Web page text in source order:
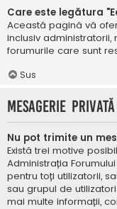
Care este legătura
Această pagină vă
inclusiv
forumurile care sunt
Sus
Mesagerie privată
Nu pot trimite un
Există trei motive
Administrația
pentru toți utilizatorii,
sau grupul de
mai multe informații,